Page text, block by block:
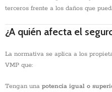
terceros frente a los daños que
¿A quién afecta el
La normativa se aplica a los
VMP que:
Tengan una potencia igual o